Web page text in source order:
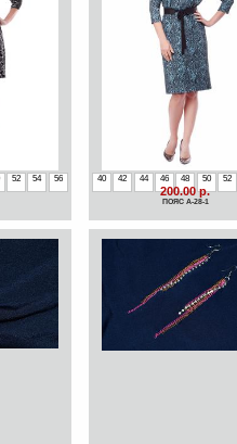
52 54 56 40 42 44 46 48 50 52
200.00 р.
ПОЯС А-28-1